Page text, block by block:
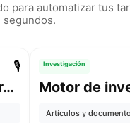
para automatizar tus
segundos.
🎙️
Información sobre reuniones
Investigación
Artículos y